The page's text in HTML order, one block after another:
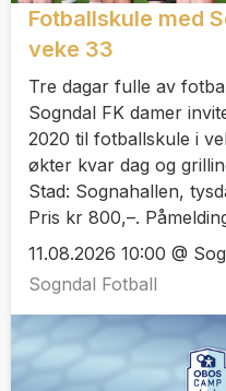
Fotballskule med
veke 33
Tre dagar fulle av
Sogndal FK damer
2020 til fotballskule i
økter kvar dag og
Stad: Sognahallen,
Pris kr 800,–.
11.08.2026 10:00 @
Sogndal Fotball